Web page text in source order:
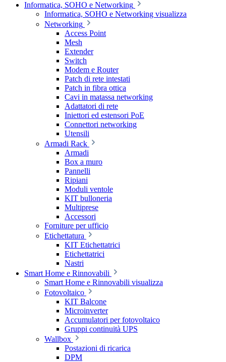
Informatica, SOHO e Networking
Informatica, SOHO e Networking visualizza
Networking
Access Point
Mesh
Extender
Switch
Modem e Router
Patch di rete intestati
Patch in fibra ottica
Cavi in matassa networking
Adattatori di rete
Iniettori ed estensori PoE
Connettori networking
Utensili
Armadi Rack
Armadi
Box a muro
Pannelli
Ripiani
Moduli ventole
KIT bulloneria
Multiprese
Accessori
Forniture per ufficio
Etichettatura
KIT Etichettatrici
Etichettatrici
Nastri
Smart Home e Rinnovabili
Smart Home e Rinnovabili visualizza
Fotovoltaico
KIT Balcone
Microinverter
Accumulatori per fotovoltaico
Gruppi continuità UPS
Wallbox
Postazioni di ricarica
DPM